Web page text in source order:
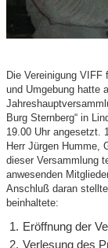
Die Vereinigung
und Umgebung hatte
Burg Sternberg“ in
19.00 Uhr angesetzt.
Herr Jürgen Humme,
dieser Versammlung
anwesenden
Anschluß daran
beinhaltete:
Eröffnung der
Verlesung des